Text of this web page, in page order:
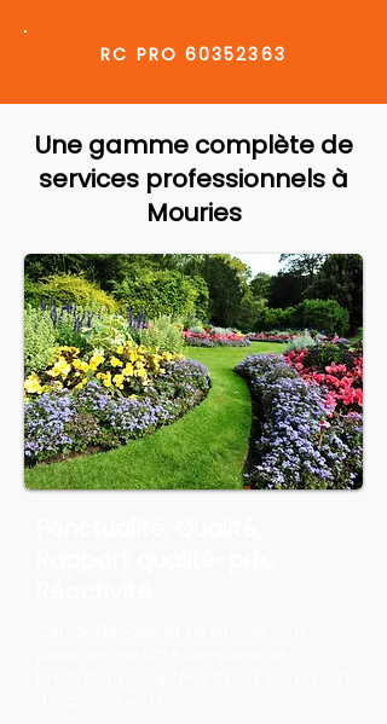
RC PRO 60352363
Une gamme complète de
services professionnels à
Mouries